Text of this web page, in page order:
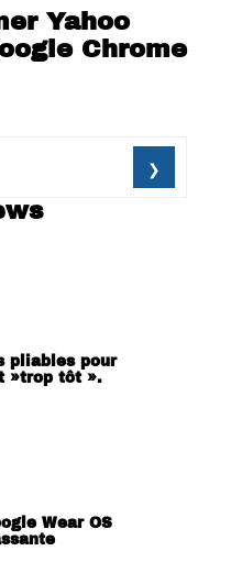
Yahoo
Chrome
pliables pour
»trop tôt ».
Wear OS